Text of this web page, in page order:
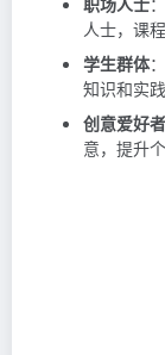
人士，课
学生群体
知识和实践
创意爱好者
意，提升